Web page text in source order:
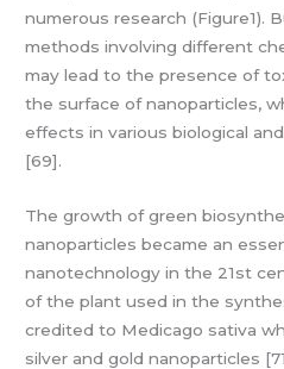
numerous research (Figure1).
methods involving different
may lead to the presence of
the surface of nanoparticles,
effects in various biological
[69].
The growth of green
nanoparticles became an
nanotechnology in the 21st
of the plant used in the
credited to Medicago sativa
silver and gold nanoparticles